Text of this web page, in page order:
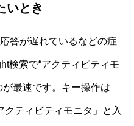
いとき
答が遅れているなどの症
検索で“アクティビティモ
最速です。キー操作は
ティビティモニタ」と入